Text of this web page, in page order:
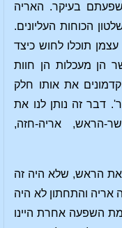
בעיקר. האריה
הכוחות העליונים.
תוכלו לחוש כיצד
הן מעכלות הן חוות
את אותו חלק
דבר זה נותן לנו את
הראש, אריה-חזה,
את הראש, שלא היה זה
והתחתון לא היה
השפעה אחרת היינו